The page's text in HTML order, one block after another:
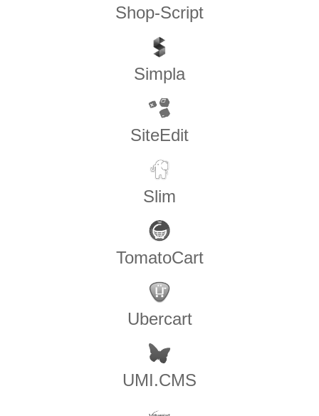
Shop-Script
Simpla
SiteEdit
Slim
TomatoCart
Ubercart
UMI.CMS